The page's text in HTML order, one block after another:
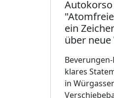
ein
über
klares
in